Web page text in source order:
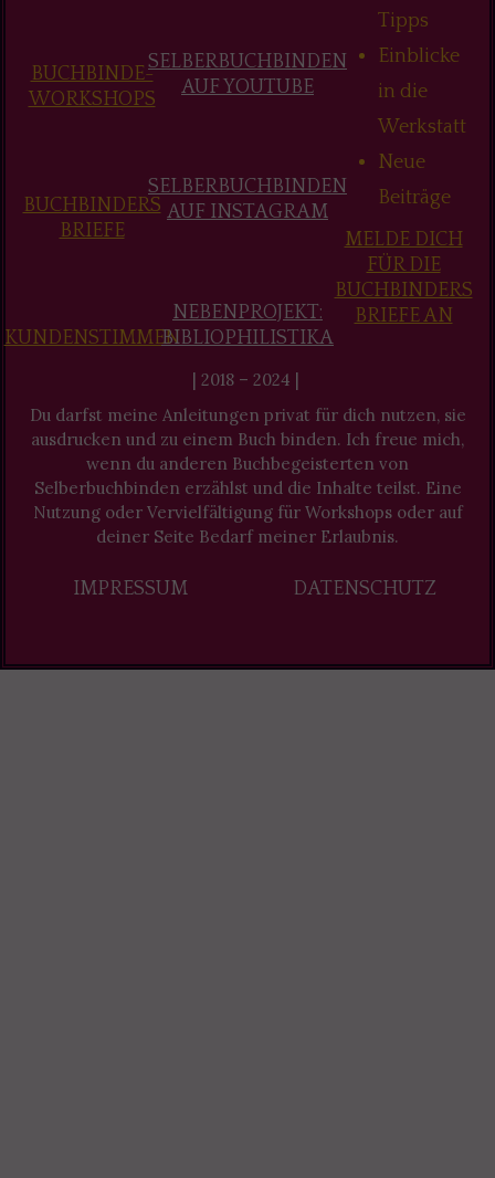
| 2018 – 2024 |
Du darfst meine Anleitungen privat für dich nutzen, sie
ausdrucken und zu einem Buch binden. Ich freue mich,
wenn du anderen Buchbegeisterten von
Selberbuchbinden erzählst und die Inhalte teilst. Eine
Nutzung oder Vervielfältigung für Workshops oder auf
deiner Seite Bedarf meiner Erlaubnis.
IMPRESSUM DATENSCHUTZ
BUCHBINDE-
WORKSHOPS
BUCHBINDERS
BRIEFE
KUNDENSTIMMEN
SELBERBUCHBINDEN
AUF YOUTUBE
SELBERBUCHBINDEN
AUF INSTAGRAM
NEBENPROJEKT:
BIBLIOPHILISTIKA
Tipps
Einblicke
in die
Werkstatt
Neue
Beiträge
MELDE DICH
FÜR DIE
BUCHBINDERS
BRIEFE AN